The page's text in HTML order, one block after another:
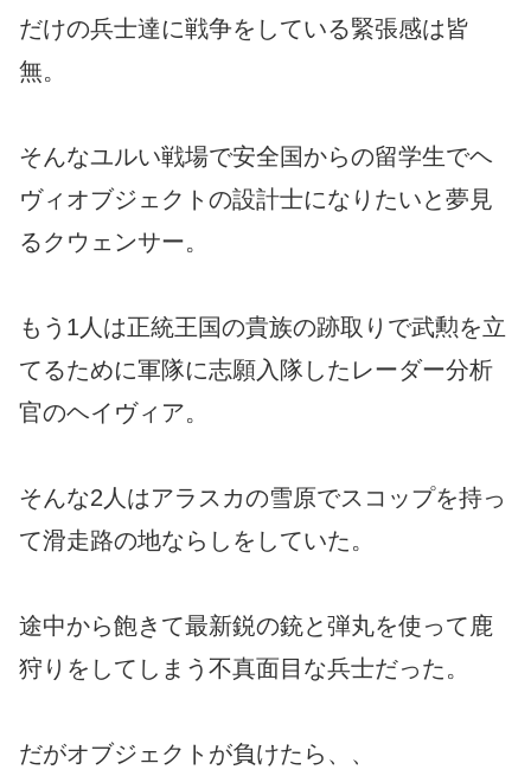
だけの兵士達に戦争をしている緊張感は皆
無。
そんなユルい戦場で安全国からの留学生でヘ
ヴィオブジェクトの設計士になりたいと夢見
るクウェンサー。
もう1人は正統王国の貴族の跡取りで武勲を立
てるために軍隊に志願入隊したレーダー分析
官のヘイヴィア。
そんな2人はアラスカの雪原でスコップを持っ
て滑走路の地ならしをしていた。
途中から飽きて最新鋭の銃と弾丸を使って鹿
狩りをしてしまう不真面目な兵士だった。
だがオブジェクトが負けたら、、